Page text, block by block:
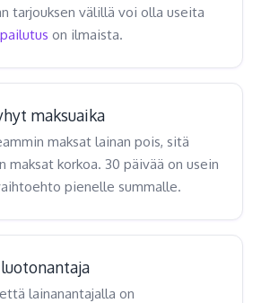
tarjouksen välillä voi olla useita
on ilmaista.
maksuaika
maksat lainan pois, sitä
maksat korkoa. 30 päivää on usein
pienelle summalle.
lainanantajalla on